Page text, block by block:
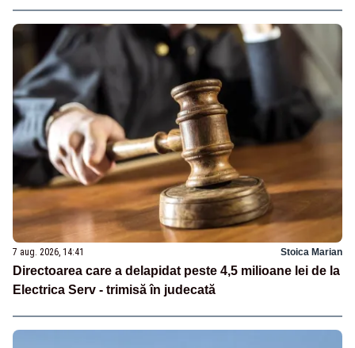
7 aug. 2026, 14:41 Stoica Marian
Directoarea care a delapidat peste 4,5 milioane lei de la
Electrica Serv - trimisă în judecată